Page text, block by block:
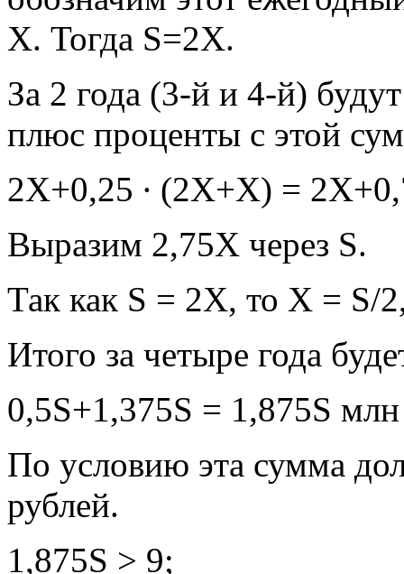
Х. Тогда S=2X.
За 2 года (3-й и 4-й)
плюс проценты с этой
2Х+0,25 ∙ (2Х+Х) =
Выразим 2,75Х через S.
Так как S = 2X, то X = S/
Итого за четыре года
0,5S+1,375S = 1,875S
По условию эта сумма
рублей.
1,875S > 9;